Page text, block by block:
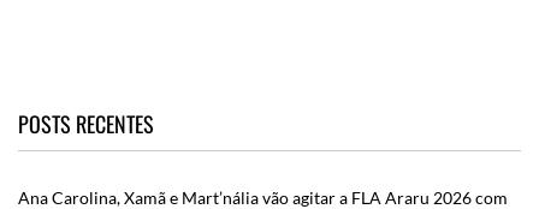
POSTS RECENTES
Ana Carolina, Xamã e Mart’nália vão agitar a FLA Araru 2026 com